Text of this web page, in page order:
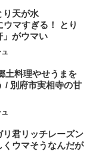
り天が水
マすぎる！ とり
」がウマい
土料理やせうまを
/ 別府市実相寺の甘
リ君リッチレーズン
ウマそうなんだが